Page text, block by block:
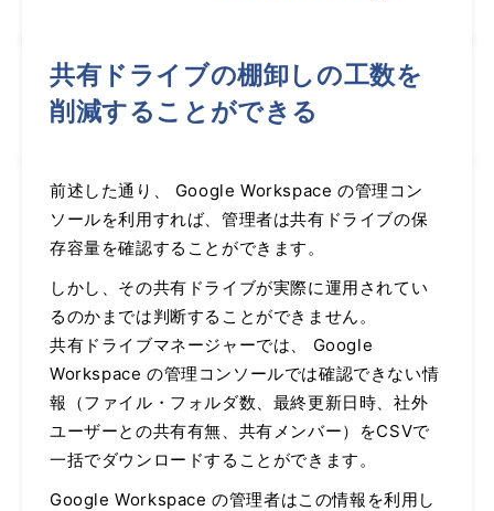
共有ドライブの棚卸しの工数を
削減することができる
前述した通り、 Google Workspace の管理コン
ソールを利用すれば、管理者は共有ドライブの保
存容量を確認することができます。
しかし、その共有ドライブが実際に運用されてい
るのかまでは判断することができません。
共有ドライブマネージャーでは、 Google
Workspace の管理コンソールでは確認できない情
報（ファイル・フォルダ数、最終更新日時、社外
ユーザーとの共有有無、共有メンバー）をCSVで
一括でダウンロードすることができます。
Google Workspace の管理者はこの情報を利用し